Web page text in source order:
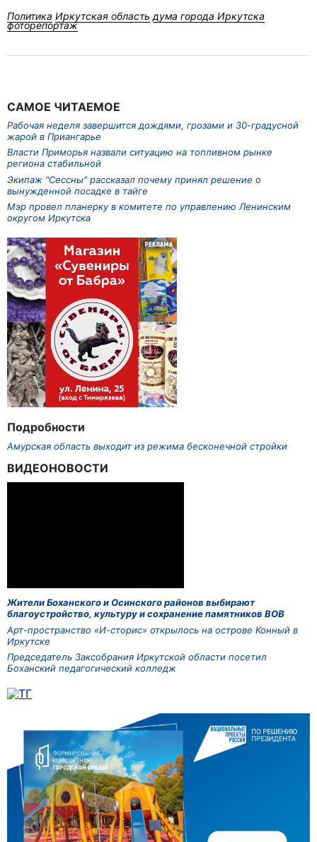
Политика Иркутская область дума города Иркутска
фоторепортаж
САМОЕ ЧИТАЕМОЕ
Рабочая неделя завершится дождями, грозами и 30-градусной
жарой в Приангарье
Власти Приморья назвали ситуацию на топливном рынке
региона стабильной
Экипаж "Сессны" рассказал почему принял решение о
вынужденной посадке в тайге
Мэр провел планерку в комитете по управлению Ленинским
округом Иркутска
Подробности
Амурская область выходит из режима бесконечной стройки
ВИДЕОНОВОСТИ
Жители Боханского и Осинского районов выбирают
благоустройство, культуру и сохранение памятников ВОВ
Арт-пространство «И-сторис» открылось на острове Конный в
Иркутске
Председатель Заксобрания Иркутской области посетил
Боханский педагогический колледж